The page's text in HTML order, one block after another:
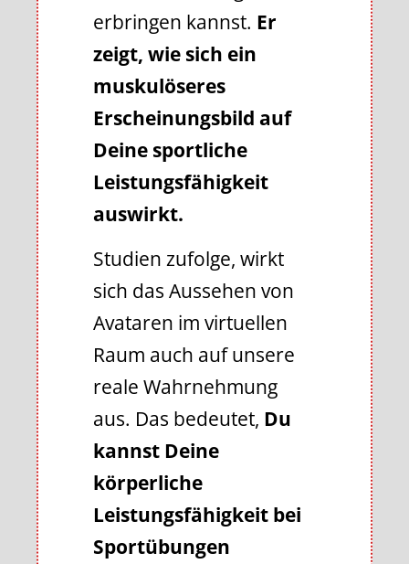
erbringen kannst. Er
zeigt, wie sich ein
muskulöseres
Erscheinungsbild auf
Deine sportliche
Leistungsfähigkeit
auswirkt.
Studien zufolge, wirkt
sich das Aussehen von
Avataren im virtuellen
Raum auch auf unsere
reale Wahrnehmung
aus. Das bedeutet, Du
kannst Deine
körperliche
Leistungsfähigkeit bei
Sportübungen